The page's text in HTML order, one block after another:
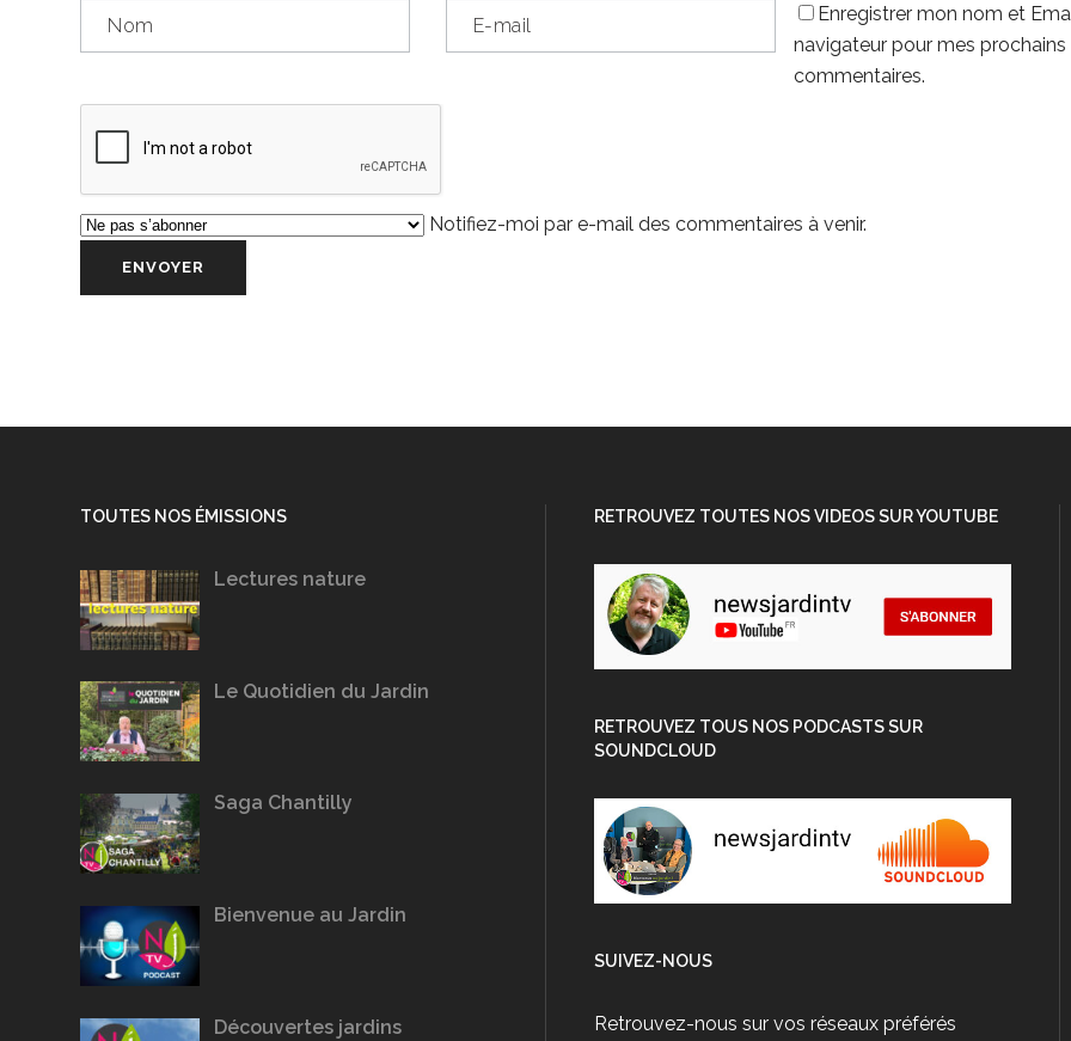
Enregistrer mon nom et
navigateur pour mes prochains
commentaires.
Notifiez-moi par e-mail des commentaires à venir.
TOUTES NOS ÉMISSIONS
Lectures nature
Le Quotidien du Jardin
Saga Chantilly
Bienvenue au Jardin
Découvertes jardins
RETROUVEZ TOUTES NOS VIDEOS SUR YOUTUBE
RETROUVEZ TOUS NOS PODCASTS SUR
SOUNDCLOUD
SUIVEZ-NOUS
Retrouvez-nous sur vos réseaux préférés